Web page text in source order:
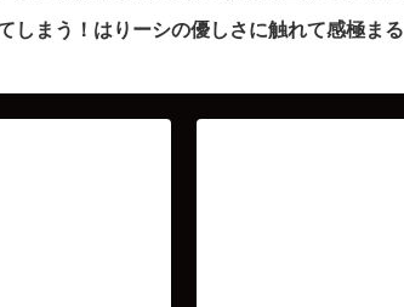
しまう！はりーシの優しさに触れて感極まる